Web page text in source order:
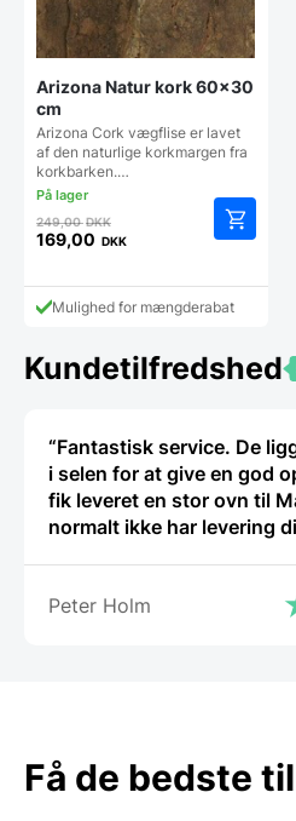
Arizona Natur kork 60×30
cm
Arizona Cork vægflise er lavet
af den naturlige korkmargen fra
korkbarken.…
249,00DKKDen
oprindelige
var:
249,00 DKK.
169,00 DKK
aktuelle
prisMulighed for mængderabat
Kundetilfredshed
“Fantastisk service. De
i selen for at give en god
fik leveret en stor ovn til
normalt ikke har levering
service er noget ud over
Peter Holm
Få de bedste